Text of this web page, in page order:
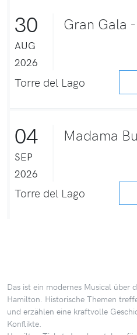
30
AUG
2026
Gran Gala
Torre del Lago
04
SEP
2026
Madama
Torre del Lago
Das ist ein modernes Musical über
Hamilton. Historische Themen
und erzählen eine kraftvolle
Konflikte.